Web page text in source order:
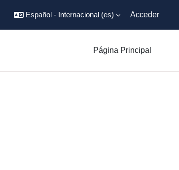
Español - Internacional ‎(es)‎ Acceder
Página Principal